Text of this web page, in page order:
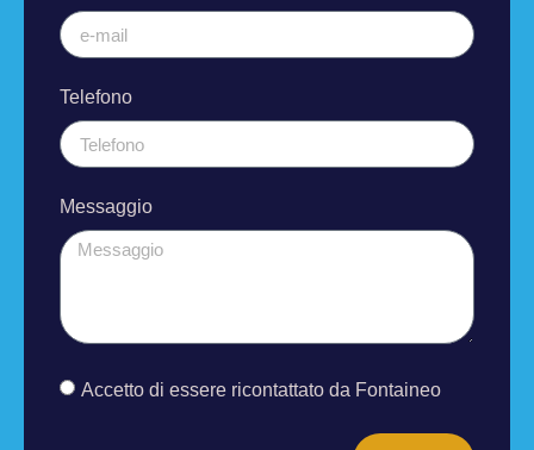
Telefono
Messaggio
Accetto di essere ricontattato da Fontaineo